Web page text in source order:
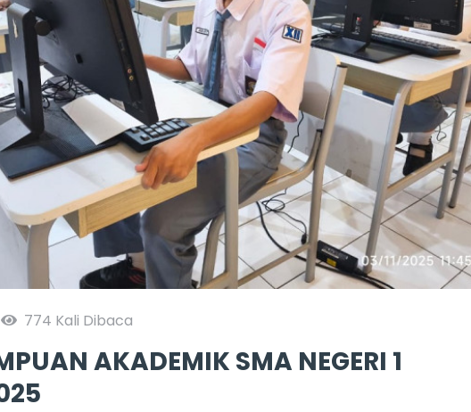
774 Kali Dibaca
AKADEMIK SMA NEGERI 1